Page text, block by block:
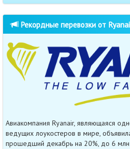
Рекордные перевозки от
Авиакомпания Ryanair, являющаяся
ведущих лоукостеров в мире,
прошедший декабрь на 20%, до 6 млн